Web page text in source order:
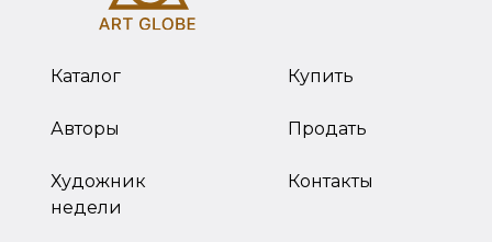
Каталог
Авторы
Художник
недели
Купить
Продать
Контакты